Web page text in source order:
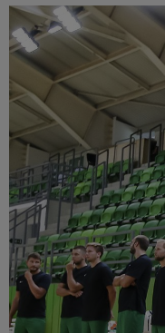
Múzeum
English